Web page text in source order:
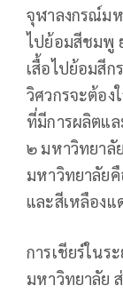
จุฬาลงกรณ์มห
ไปย้อมสีชมพู
เสื้อไปย้อมสีก
วิศวกรจะต้อง
ที่มีการผลิตแล
๒ มหาวิทยาลั
มหาวิทยาลัย
และสีเหลืองแ
การเชียร์ในร
มหาวิทยาลัย